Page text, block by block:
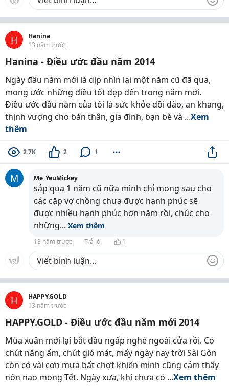
H
Hanina
13 năm trước
Hanina - Điều ước đầu năm 2014
Ngày đầu năm mới là dịp nhìn lại một năm cũ đã qua,
mong ước những điều tốt đẹp đến trong năm mới.
Điều ước đầu năm của tôi là sức khỏe dồi dào, an khang,
thịnh vượng cho bản thân, gia đình, bạn bè và ...Xem
thêm
2.7K 2 1
M Me_YeuMickey
sắp qua 1 năm cũ nữa mình chỉ mong sau cho
các cặp vợ chồng chưa được hạnh phúc sẽ
được nhiều hạnh phúc hơn năm rồi, chúc cho
những... Xem thêm
13 năm trước Trả lời 1
H
HAPPY.GOLD
13 năm trước
HAPPY.GOLD - Điều ước đầu năm mới 2014
Mùa xuân mới lại bắt đầu ngấp nghé ngoài cửa rồi. Có
chút nắng ấm, chút gió mát, mấy ngày nay trời Sài Gòn
còn có vài cơn mưa bất chợt khiến mình cũng cảm thấy
nôn nao mong Tết. Ngày xưa, khi chưa có ...Xem thêm